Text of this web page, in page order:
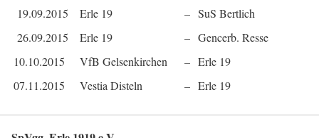
19.09.2015 Erle 19 – SuS Bertlich
26.09.2015
Erle 19 – Gencerb. Resse
10.10.2015
VfB Gelsenkirchen – Erle 19
07.11.2015
Vestia Disteln – Erle 19